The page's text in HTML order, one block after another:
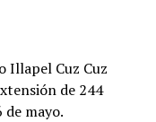
Illapel Cuz Cuz
de 244
mayo.